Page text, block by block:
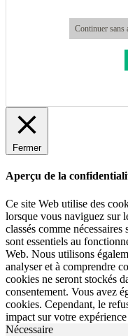
Continuer sans
Fermer
Aperçu de la
Ce site Web utilise des
lorsque vous naviguez sur
classés comme
sont essentiels au
Web. Nous utilisons
analyser et à comprendre
cookies ne seront stockés
consentement. Vous avez
cookies. Cependant, le
impact sur votre
Nécessaire